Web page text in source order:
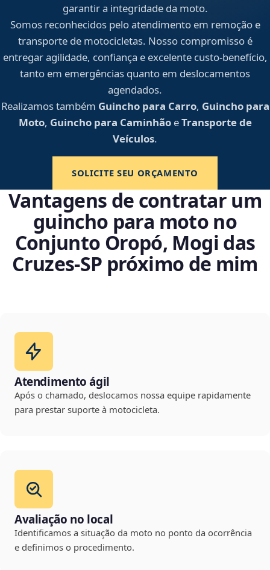
garantir a integridade da moto.
Somos reconhecidos pelo atendimento em remoção e
transporte de motocicletas. Nosso compromisso é
entregar agilidade, confiança e excelente custo-benefício,
tanto em emergências quanto em deslocamentos
agendados.
Realizamos também Guincho para Carro, Guincho para
Moto, Guincho para CaminhãoeTransporte de
Veículos.
SOLICITE SEU ORÇAMENTO
Vantagens de contratar um
guincho para moto no
Conjunto Oropó, Mogi das
Cruzes‑SP próximo de mim
Atendimento ágil
Após o chamado, deslocamos nossa equipe rapidamente
para prestar suporte à motocicleta.
Avaliação no local
Identificamos a situação da moto no ponto da ocorrência
e definimos o procedimento.